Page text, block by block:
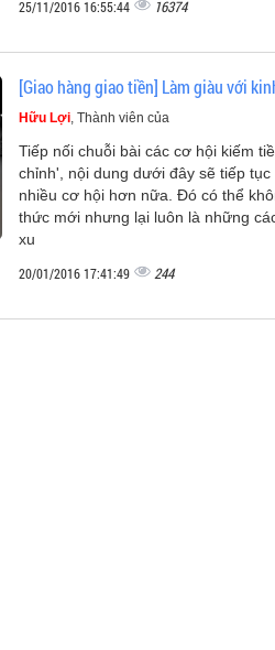
25/11/2016 16:55:44 16374
[Giao hàng giao tiền] Làm giàu với
Hữu Lợi, Thành viên của
Tiếp nối chuỗi bài các cơ hội kiếm
chỉnh', nội dung dưới đây sẽ tiếp
nhiều cơ hội hơn nữa. Đó có thể
thức mới nhưng lại luôn là những
xu
20/01/2016 17:41:49 244